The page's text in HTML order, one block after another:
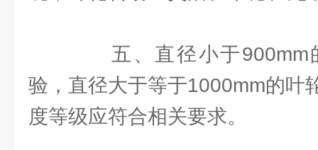
五、直径小于900mm
验，直径大于等于1000mm的叶
度等级应符合相关要求。